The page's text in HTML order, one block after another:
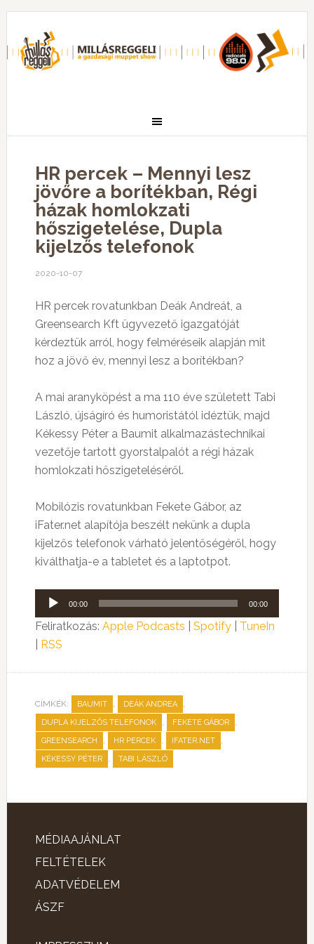
HR percek – Mennyi lesz
jövőre a borítékban, Régi
házak homlokzati
hőszigetelése, Dupla
kijelzős telefonok
2020-10-07
HR percek rovatunkban Deák Andreát, a
Greensearch Kft ügyvezető igazgatóját
kérdeztük arról, hogy felméréseik alapján mit
hoz a jövő év, mennyi lesz a borítékban?
A mai aranyköpést a ma 110 éve született Tabi
László, újságíró és humoristától idéztük, majd
Kékessy Péter a Baumit alkalmazástechnikai
vezetője tartott gyorstalpalót a régi házak
homlokzati hőszigeteléséről.
Mobilózis rovatunkban Fekete Gábor, az
iFater.net alapítója beszélt nekünk a dupla
kijelzős telefonok várható jelentőségéről, hogy
kiválthatja-e a tabletet és a laptotpot.
Audió
lejátszó
00:00 00:00
Feliratkozás: Apple Podcasts Spotify| TuneIn
RSS
CÍMKÉK: BAUMIT , DEÁK ANDREA ,
DUPLA KIJELZŐS TELEFONOK , FEKETE GÁBOR ,
GREENSEARCH , HR PERCEK , IFATER.NET ,
KÉKESSY PÉTER , TABI LÁSZLÓ
MÉDIAAJÁNLAT
FELTÉTELEK
ADATVÉDELEM
ÁSZF